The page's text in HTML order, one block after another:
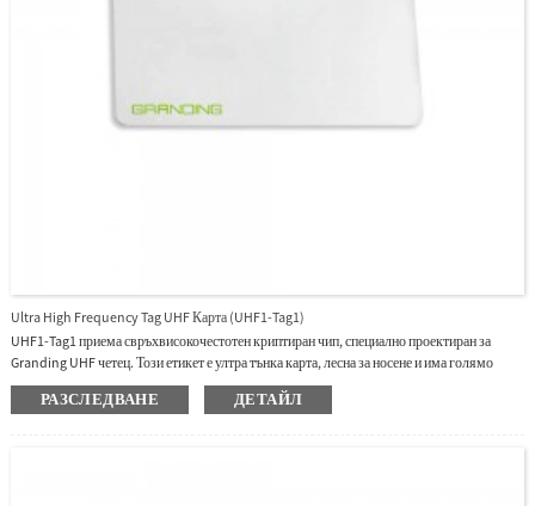
Ultra High Frequency Tag UHF Карта (UHF1-Tag1)
UHF1-Tag1 приема свръхвисокочестотен криптиран чип, специално проектиран за
Granding UHF четец. Този етикет е ултра тънка карта, лесна за носене и има голямо
разстояние за четене, добър избор за прилагане при управление на персонала.
РАЗСЛЕДВАНЕ ДЕТАЙЛ